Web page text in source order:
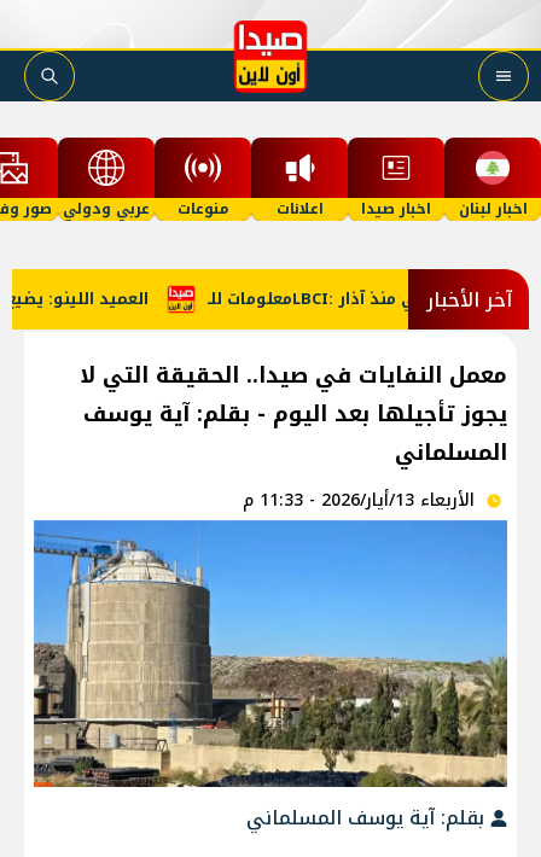
اخبار لبنان اخبار صيدا اعلانات منوعات عربي ودولي صور
آخر الأخبار العميد اللينو: يضيع
معمل النفايات في صيدا.. الحقيقة التي لا
يجوز تأجيلها بعد اليوم - بقلم: آية يوسف
المسلماني
الأربعاء 13/أيار/2026 - 11:33 م
بقلم: آية يوسف المسلماني